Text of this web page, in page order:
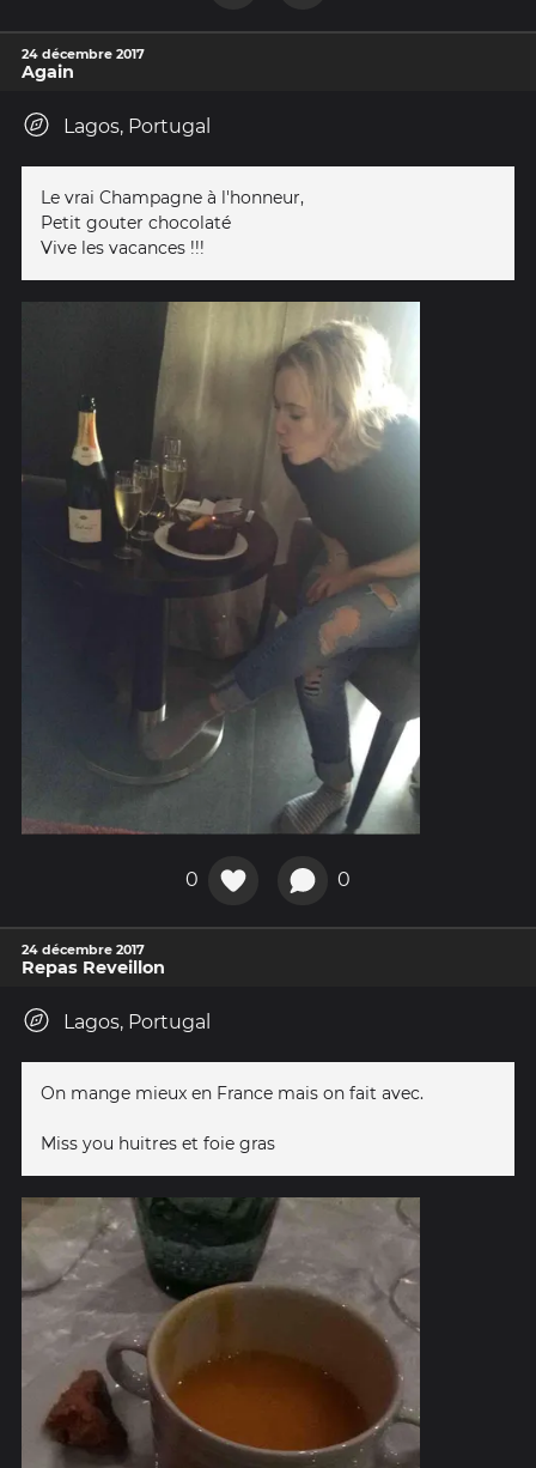
24 décembre 2017
Again
Lagos, Portugal
Le vrai Champagne à l'honneur,
Petit gouter chocolaté
Vive les vacances !!!
0 0
24 décembre 2017
Repas Reveillon
Lagos, Portugal
On mange mieux en France mais on fait avec.
Miss you huitres et foie gras